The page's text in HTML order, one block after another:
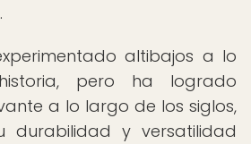
altibajos a lo
pero ha logrado
a lo largo de los siglos,
durabilidad y versatilidad